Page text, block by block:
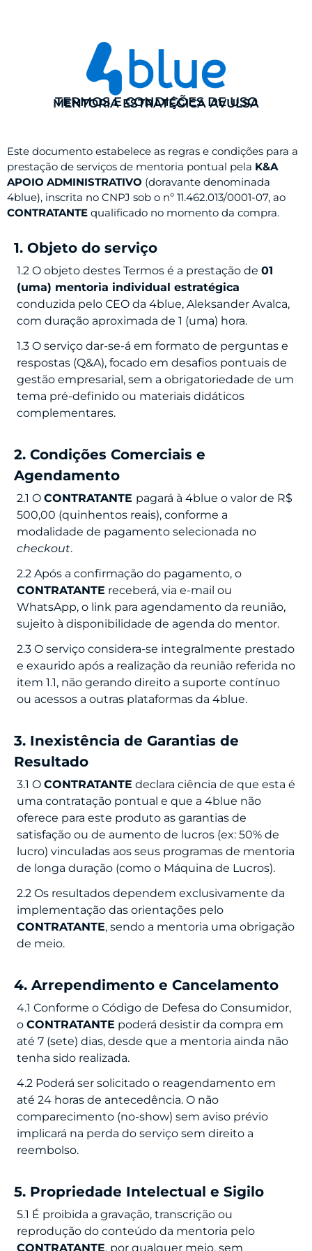
TERMOS E CONDIÇÕES DE USO
MENTORIA ESTRATÉGICA AVULSA
Este documento estabelece as regras e condições para a
prestação de serviços de mentoria pontual pela K&A
APOIO ADMINISTRATIVO (doravante denominada
4blue), inscrita no CNPJ sob o nº 11.462.013/0001-07, ao
CONTRATANTE qualificado no momento da compra.
1. Objeto do serviço
1.2 O objeto destes Termos é a prestação de 01
(uma) mentoria individual estratégica
conduzida pelo CEO da 4blue, Aleksander Avalca,
com duração aproximada de 1 (uma) hora.
1.3 O serviço dar-se-á em formato de perguntas e
respostas (Q&A), focado em desafios pontuais de
gestão empresarial, sem a obrigatoriedade de um
tema pré-definido ou materiais didáticos
complementares.
2. Condições Comerciais e
Agendamento
2.1 O CONTRATANTE pagará à 4blue o valor de R$
500,00 (quinhentos reais), conforme a
modalidade de pagamento selecionada no
checkout.
2.2 Após a confirmação do pagamento, o
CONTRATANTE receberá, via e-mail ou
WhatsApp, o link para agendamento da reunião,
sujeito à disponibilidade de agenda do mentor.
2.3 O serviço considera-se integralmente prestado
e exaurido após a realização da reunião referida no
item 1.1, não gerando direito a suporte contínuo
ou acessos a outras plataformas da 4blue.
3. Inexistência de Garantias de
Resultado
3.1 O CONTRATANTE declara ciência de que esta é
uma contratação pontual e que a 4blue não
oferece para este produto as garantias de
satisfação ou de aumento de lucros (ex: 50% de
lucro) vinculadas aos seus programas de mentoria
de longa duração (como o Máquina de Lucros).
2.2 Os resultados dependem exclusivamente da
implementação das orientações pelo
CONTRATANTE, sendo a mentoria uma obrigação
de meio.
4. Arrependimento e Cancelamento
4.1 Conforme o Código de Defesa do Consumidor,
o CONTRATANTE poderá desistir da compra em
até 7 (sete) dias, desde que a mentoria ainda não
tenha sido realizada.
4.2 Poderá ser solicitado o reagendamento em
até 24 horas de antecedência. O não
comparecimento (no-show) sem aviso prévio
implicará na perda do serviço sem direito a
reembolso.
5. Propriedade Intelectual e Sigilo
5.1 É proibida a gravação, transcrição ou
reprodução do conteúdo da mentoria pelo
CONTRATANTE, por qualquer meio, sem